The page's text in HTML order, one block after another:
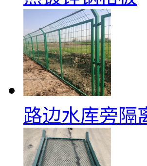
路边水库旁隔